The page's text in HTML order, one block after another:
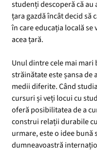
studenți descoperă că au
țara gazdă încât decid să
în care educația locală se
acea țară.
Unul dintre cele mai
străinătate este șansa de
medii diferite. Când
cursuri și veți locui cu
oferă posibilitatea de a
construi relații durabile
urmare, este o idee
dumneavoastră